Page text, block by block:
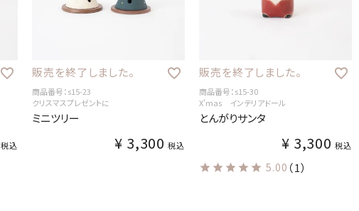
税込
販売を終了しました。
商品番号：s15-23
クリスマスプレゼントに
ミニツリー
¥ 3,300 税込
販売を終了しました。
商品番号：s15-30
X'mas インテリアドール
とんがりサンタ
¥ 3,300 税込
5.00 （1）